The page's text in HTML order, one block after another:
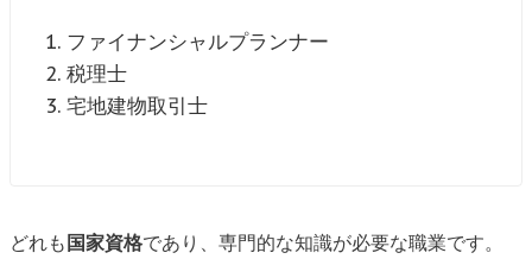
ファイナンシャルプランナー
税理士
宅地建物取引士
どれも 国家資格であり、専門的な知識が必要な職業です。